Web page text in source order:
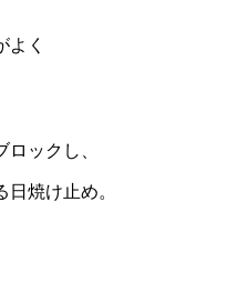
よく
ックし、
焼け止め。